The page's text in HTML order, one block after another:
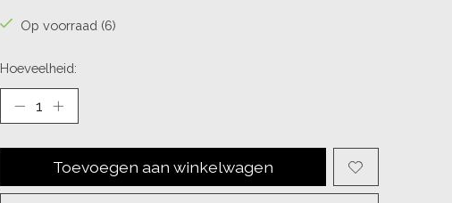
Op voorraad (6)
Hoeveelheid:
Toevoegen aan winkelwagen